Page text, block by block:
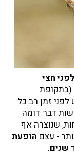
לפני חצי
(בתקופת
זמן רב כל
דבר דומה
שנוצרה אף
- עצם הופעת
.